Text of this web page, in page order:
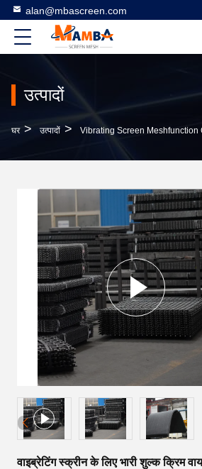
alan@mbascreen.com
उत्पादों
घर > उत्पादों > Vibrating Screen Meshfunction GtElInit() {var Lib = New
वाइब्रेटिंग स्क्रीन के लिए भारी शुल्क क्रिम